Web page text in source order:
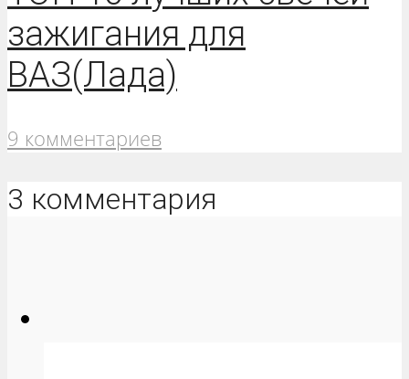
зажигания для
ВАЗ(Лада)
9 комментариев
3 комментария